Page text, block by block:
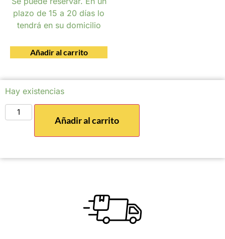
plazo de 15 a 20 días lo
tendrá en su domicilio
Añadir al carrito
Hay existencias
Añadir al carrito